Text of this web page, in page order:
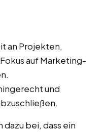
an Projekten,
auf Marketing-
und
bei, dass ein